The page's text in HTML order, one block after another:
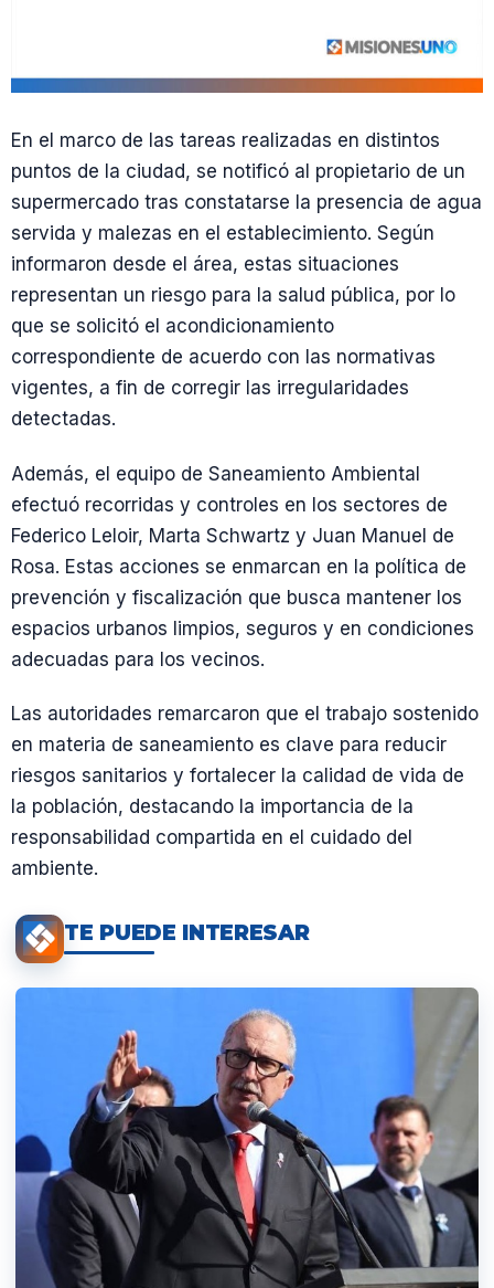
En el marco de las tareas realizadas en distintos
puntos de la ciudad, se notificó al propietario de un
supermercado tras constatarse la presencia de agua
servida y malezas en el establecimiento. Según
informaron desde el área, estas situaciones
representan un riesgo para la salud pública, por lo
que se solicitó el acondicionamiento
correspondiente de acuerdo con las normativas
vigentes, a fin de corregir las irregularidades
detectadas.
Además, el equipo de Saneamiento Ambiental
efectuó recorridas y controles en los sectores de
Federico Leloir, Marta Schwartz y Juan Manuel de
Rosa. Estas acciones se enmarcan en la política de
prevención y fiscalización que busca mantener los
espacios urbanos limpios, seguros y en condiciones
adecuadas para los vecinos.
Las autoridades remarcaron que el trabajo sostenido
en materia de saneamiento es clave para reducir
riesgos sanitarios y fortalecer la calidad de vida de
la población, destacando la importancia de la
responsabilidad compartida en el cuidado del
ambiente.
TE PUEDE INTERESAR